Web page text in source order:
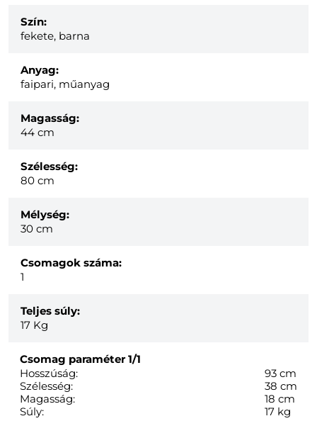
Szín:
fekete, barna
Anyag:
faipari, műanyag
Magasság:
44 cm
Szélesség:
80 cm
Mélység:
30 cm
Csomagok száma:
1
Teljes súly:
17 Kg
Csomag paraméter1/1
Hosszúság:
93 cm
Szélesség:
38 cm
Magasság:
18 cm
Súly:
17 kg